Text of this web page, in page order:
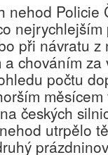
nehod Policie
při návratu z
chováním za
počtu
českých
utrpělo